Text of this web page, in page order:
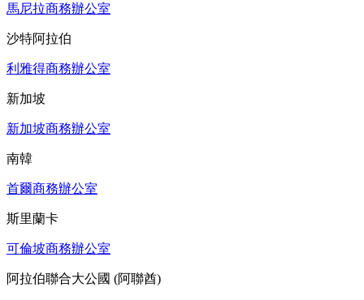
馬尼拉商務辦公室
沙特阿拉伯
利雅得商務辦公室
新加坡
新加坡商務辦公室
南韓
首爾商務辦公室
斯里蘭卡
可倫坡商務辦公室
阿拉伯聯合大公國 (阿聯酋)